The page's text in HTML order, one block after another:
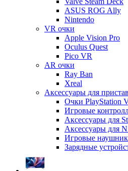
ASUS ROG Ally
Nintendo
VR очки
Apple Vision Pro
Oculus Quest
Pico VR
AR очки
Ray Ban
Xreal
Аксессуары для
Очки PlayStation
Игровые
Аксессуары для
Аксессуары для
Игровые
Зарядные